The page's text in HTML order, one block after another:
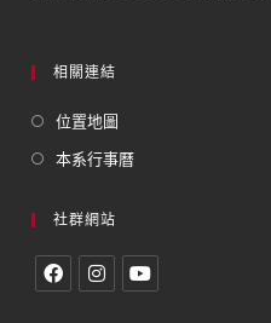
相關連結
位置地圖
本系行事曆
社群網站